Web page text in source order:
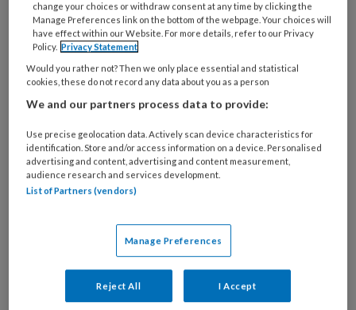
of systematische evaluatie. Met het RIAB loop
je geen risico meer dat belangrijke stappen
worden overgeslagen. Het biedt je structuur
van intake tot evaluatie, ondersteunt bij
risicobeoordeling en maakt het mogelijk om je
verbeteren. Bovendien gaat ProVoet met het
RIAB anonieme data verzamelen waarmee de
toegevoegde waarde van pedicures in de
Zo werkt het RIAB
1. Intake: Bepaal of de behandeling kan
plaatsvinden of dat doorverwijzing nodig is.
change your choices or withdraw consent at any time by clicking the
Manage Preferences link on the bottom of the webpage. Your choices will
have effect within our Website. For more details, refer to our Privacy
Policy. Privacy Statement
Would you rather not? Then we only place essential and statistical
cookies, these do not record any data about you as a person
We and our partners process data to provide:
Use precise geolocation data. Actively scan device characteristics for
identification. Store and/or access information on a device. Personalised
advertising and content, advertising and content measurement,
audience research and services development.
List of Partners (vendors)
Manage Preferences
Reject All I Accept